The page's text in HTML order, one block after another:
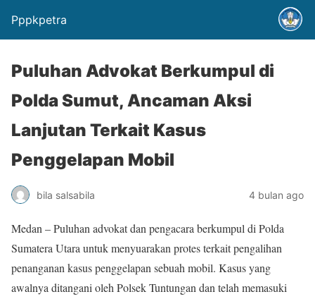
Pppkpetra
Puluhan Advokat Berkumpul di
Polda Sumut, Ancaman Aksi
Lanjutan Terkait Kasus
Penggelapan Mobil
bila salsabila 4 bulan ago
Medan – Puluhan advokat dan pengacara berkumpul di Polda
Sumatera Utara untuk menyuarakan protes terkait pengalihan
penanganan kasus penggelapan sebuah mobil. Kasus yang
awalnya ditangani oleh Polsek Tuntungan dan telah memasuki